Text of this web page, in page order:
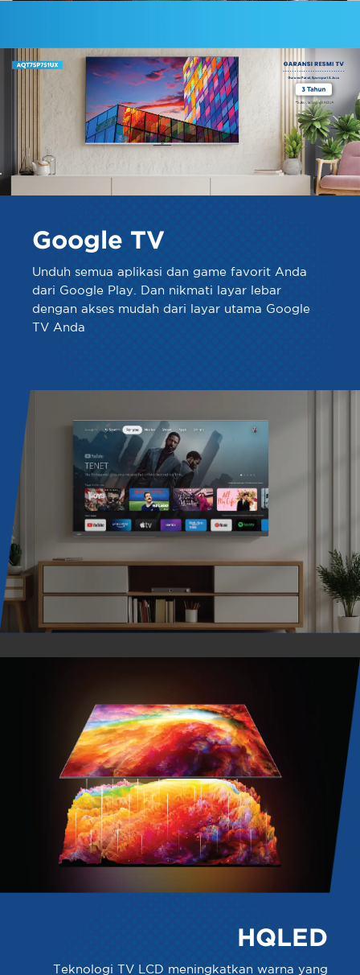
Google TV
Unduh semua aplikasi dan game favorit Anda
dari Google Play. Dan nikmati layar lebar
dengan akses mudah dari layar utama Google
TV Anda
HQLED
Teknologi TV LCD meningkatkan warna yang